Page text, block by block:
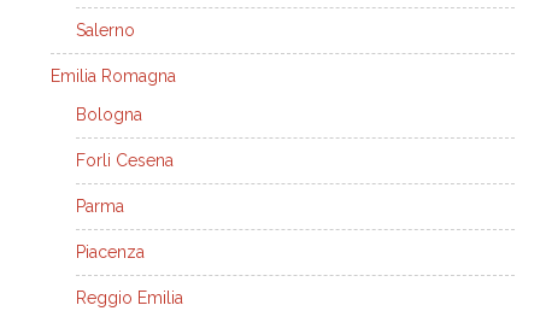
Salerno
Emilia Romagna
Bologna
Forli Cesena
Parma
Piacenza
Reggio Emilia